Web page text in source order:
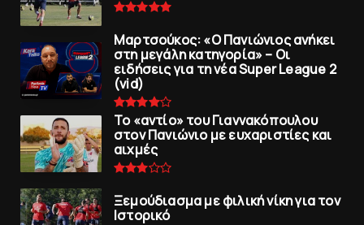
Μαρτσούκος: «Ο Πανιώνιος ανήκει
στη μεγάλη κατηγορία» – Οι
ειδήσεις για τη νέα Super League 2
(vid)
To «αντίο» του Γιαννακόπουλου
στον Πανιώνιο με ευχαριστίες και
αιχμές
Ξεμούδιασμα με φιλική νίκη για τoν
Iστορικό